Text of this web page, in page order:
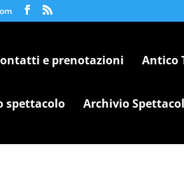
e prenotazioni Antico
spettacolo Archivio